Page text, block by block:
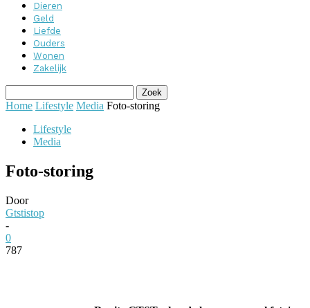
Dieren
Geld
Liefde
Ouders
Wonen
Zakelijk
Home Lifestyle Media Foto-storing
Lifestyle
Media
Foto-storing
Door
Gtstistop
-
0
787